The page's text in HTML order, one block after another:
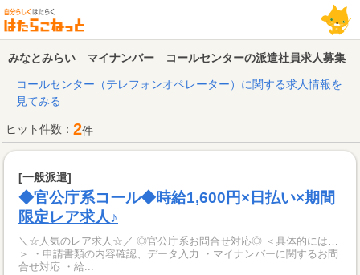
みなとみらい マイナンバー コールセンターの派遣社員求人募集
コールセンター（テレフォンオペレーター）に関する求人情報を
見てみる
ヒット件数： 2件
[一般派遣]
◆官公庁系コール◆時給1,600円×日払い×期間
限定レア求人♪
＼☆人気のレア求人☆／ ◎官公庁系お問合せ対応◎ ＜具体的には…
＞ ・申請書類の内容確認、データ入力 ・マイナンバーに関するお問
合せ対応 ・給...